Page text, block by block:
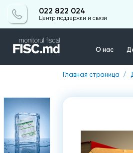
022 822 024
Центр поддержки и связи
О нас
Главная страница